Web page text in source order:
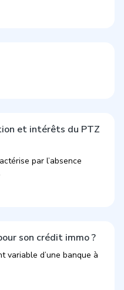
et intérêts du PTZ
par l’absence
son crédit immo ?
variable d’une banque à